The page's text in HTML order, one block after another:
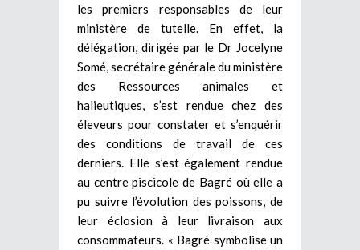
les premiers responsables de leur
ministère de tutelle. En effet, la
délégation, dirigée par le Dr Jocelyne
Somé, secrétaire générale du ministère
des Ressources animales et
halieutiques, s’est rendue chez des
éleveurs pour constater et s’enquérir
des conditions de travail de ces
derniers. Elle s’est également rendue
au centre piscicole de Bagré où elle a
pu suivre l’évolution des poissons, de
leur éclosion à leur livraison aux
consommateurs. « Bagré symbolise un